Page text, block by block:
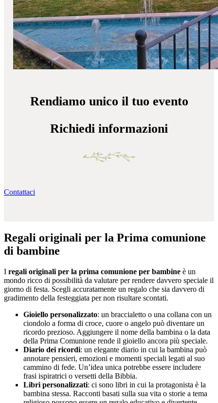
Rendiamo unico il tuo evento
Richiedi informazioni
Contattaci
Regali originali per la Prima comunione
di bambine
I regali originali per la prima comunione per bambine è un
mondo ricco di possibilità da valutare per rendere davvero speciale il
giorno di festa. Scegli accuratamente un regalo che sia davvero di
gradimento della festeggiata per non risultare scontati.
Gioiello personalizzato: un braccialetto o una collana con un
ciondolo a forma di croce, cuore o angelo può diventare un
ricordo prezioso. Aggiungere il nome della bambina o la data
della Prima Comunione rende il gioiello ancora più speciale.
Diario dei ricordi: un elegante diario in cui la bambina può
annotare pensieri, emozioni e momenti speciali legati al suo
cammino di fede. Un’idea unica potrebbe essere includere
frasi ispiratrici o versetti della Bibbia.
Libri personalizzati: ci sono libri in cui la protagonista è la
bambina stessa. Racconti basati sulla sua vita o storie a tema